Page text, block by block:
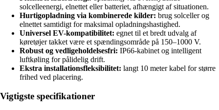
solcelleenergi, elnettet eller batteriet, afhængigt af situationen.
Hurtigopladning via kombinerede kilder: brug solceller og
elnettet samtidigt for maksimal opladningshastighed.
Universel EV-kompatibilitet: egnet til et bredt udvalg af
køretøjer takket være et spændingsområde på 150–1000 V.
Robust og vedligeholdelsesfri: IP66-kabinet og intelligent
luftkøling for pålidelig drift.
Ekstra installationsfleksibilitet: langt 10 meter kabel for større
frihed ved placering.
Vigtigste specifikationer